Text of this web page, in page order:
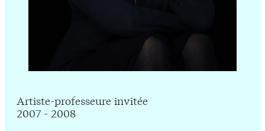
Artiste-professeure invitée
2007 - 2008